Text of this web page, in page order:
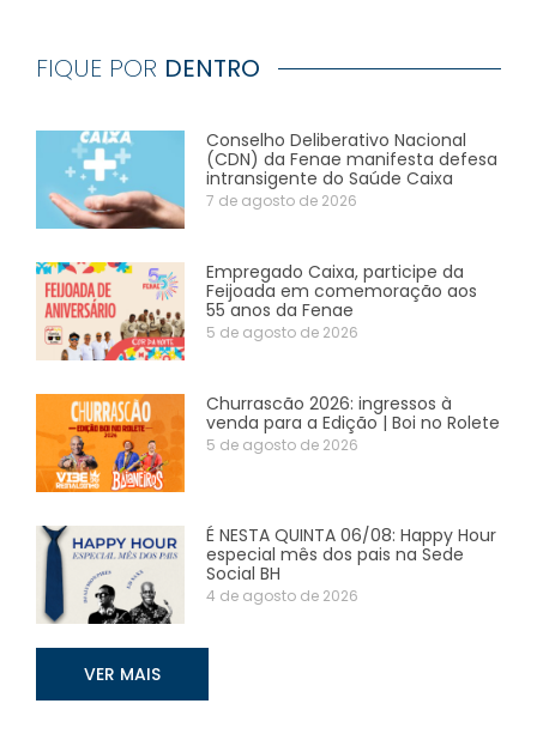
FIQUE POR DENTRO
Conselho Deliberativo Nacional
(CDN) da Fenae manifesta defesa
intransigente do Saúde Caixa
7 de agosto de 2026
Empregado Caixa, participe da
Feijoada em comemoração aos
55 anos da Fenae
5 de agosto de 2026
Churrascão 2026: ingressos à
venda para a Edição | Boi no Rolete
5 de agosto de 2026
É NESTA QUINTA 06/08: Happy Hour
especial mês dos pais na Sede
Social BH
4 de agosto de 2026
VER MAIS